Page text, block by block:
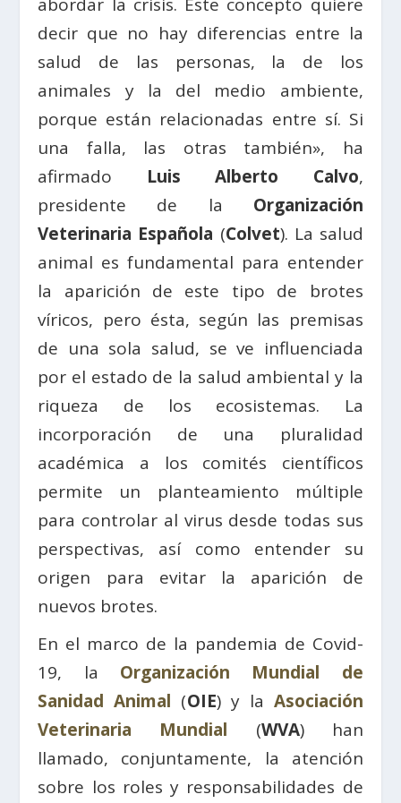
abordar la crisis. Este concepto quiere
decir que no hay diferencias entre la
salud de las personas, la de los
animales y la del medio ambiente,
porque están relacionadas entre sí. Si
una falla, las otras también», ha
afirmado Luis Alberto Calvo,
presidente de la Organización
Veterinaria Española (Colvet). La salud
animal es fundamental para entender
la aparición de este tipo de brotes
víricos, pero ésta, según las premisas
de una sola salud, se ve influenciada
por el estado de la salud ambiental y la
riqueza de los ecosistemas. La
incorporación de una pluralidad
académica a los comités científicos
permite un planteamiento múltiple
para controlar al virus desde todas sus
perspectivas, así como entender su
origen para evitar la aparición de
nuevos brotes.
En el marco de la pandemia de Covid-
19, la Organización Mundial de
Sanidad Animal (OIE) y la Asociación
Veterinaria Mundial (WVA) han
llamado, conjuntamente, la atención
sobre los roles y responsabilidades de